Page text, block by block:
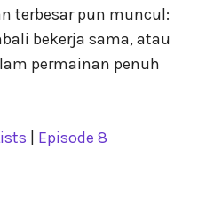
terbesar pun muncul:
bekerja sama, atau
permainan penuh
| Episode 8